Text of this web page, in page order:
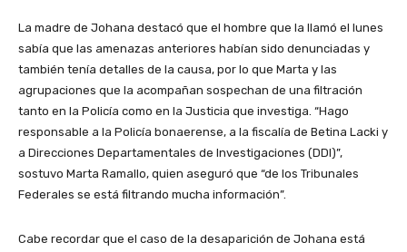
La madre de Johana destacó que el hombre que la llamó el lunes
sabía que las amenazas anteriores habían sido denunciadas y
también tenía detalles de la causa, por lo que Marta y las
agrupaciones que la acompañan sospechan de una filtración
tanto en la Policía como en la Justicia que investiga. “Hago
responsable a la Policía bonaerense, a la fiscalía de Betina Lacki y
a Direcciones Departamentales de Investigaciones (DDI)”,
sostuvo Marta Ramallo, quien aseguró que “de los Tribunales
Federales se está filtrando mucha información”.
Cabe recordar que el caso de la desaparición de Johana está